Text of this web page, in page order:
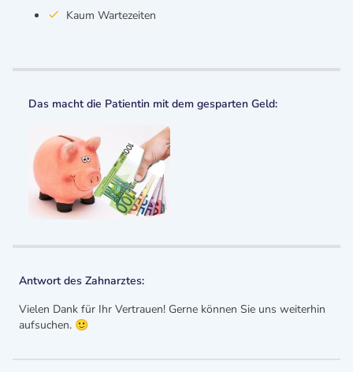
Kaum Wartezeiten
Das macht die Patientin mit dem gesparten Geld:
Antwort des Zahnarztes:
Vielen Dank für Ihr Vertrauen! Gerne können Sie uns weiterhin
aufsuchen. 🙂